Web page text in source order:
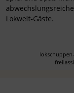
Lokwelt-Gäste.